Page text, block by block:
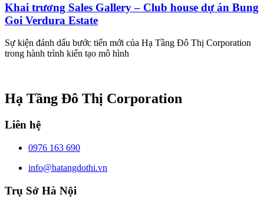
Khai trương Sales Gallery – Club house dự án Bung
Goi Verdura Estate
Sự kiện đánh dấu bước tiến mới của Hạ Tầng Đô Thị Corporation
trong hành trình kiến tạo mô hình
Hạ Tầng Đô Thị Corporation
Liên hệ
0976 163 690
info@hatangdothi.vn
Trụ Sở Hà Nội